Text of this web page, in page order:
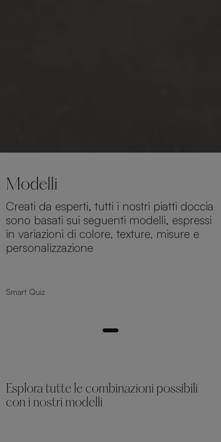
Modelli
Creati da esperti, tutti i nostri piatti doccia
sono basati sui seguenti modelli, espressi
in variazioni di colore, texture, misure e
personalizzazione
Smart Quiz
Esplora tutte le combinazioni possibili
con i nostri modelli